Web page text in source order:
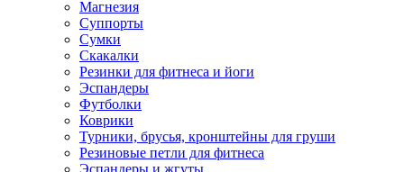
Магнезия
Суппорты
Сумки
Скакалки
Резинки для фитнеса и йоги
Эспандеры
Футболки
Коврики
Турники, брусья, кронштейны для груши
Резиновые петли для фитнеса
Эспандеры и жгуты